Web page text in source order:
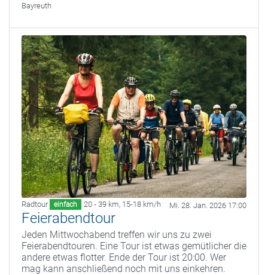
Bayreuth
Radtour einfach 20 - 39 km, 15-18 km/h Mi. 28. Jan. 2026 17:00
Feierabendtour
Jeden Mittwochabend treffen wir uns zu zwei
Feierabendtouren. Eine Tour ist etwas gemütlicher die
andere etwas flotter. Ende der Tour ist 20:00. Wer
mag kann anschließend noch mit uns einkehren.